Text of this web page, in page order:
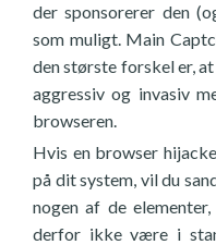
der sponsorerer den
som muligt. Main
den største forskel er,
aggressiv og invasiv
browseren.
Hvis en browser
på dit system, vil du
nogen af de
derfor ikke være i